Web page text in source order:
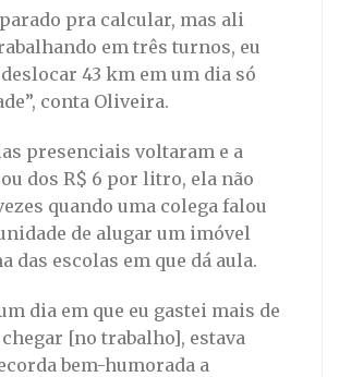
pra calcular, mas ali
em três turnos, eu
43 km em um dia só
conta Oliveira.
presenciais voltaram e a
dos R$ 6 por litro, ela não
quando uma colega falou
de alugar um imóvel
das escolas em que dá aula.
dia em que eu gastei mais de
[no trabalho], estava
bem-humorada a